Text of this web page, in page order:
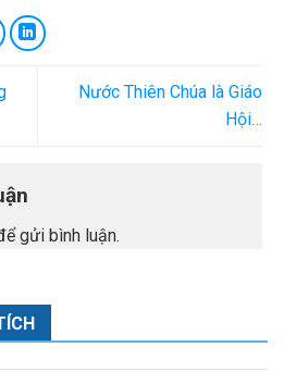
Nước Thiên Chúa là Giáo
Hội…
gửi bình luận.